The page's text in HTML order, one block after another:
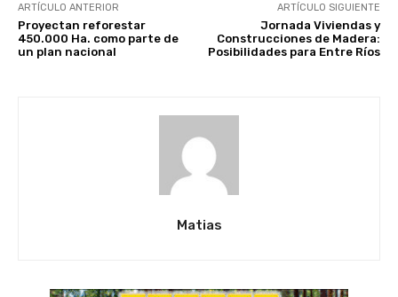
ARTÍCULO ANTERIOR
Proyectan reforestar
450.000 Ha. como parte de
un plan nacional
ARTÍCULO SIGUIENTE
Jornada Viviendas y
Construcciones de Madera:
Posibilidades para Entre Ríos
Matias